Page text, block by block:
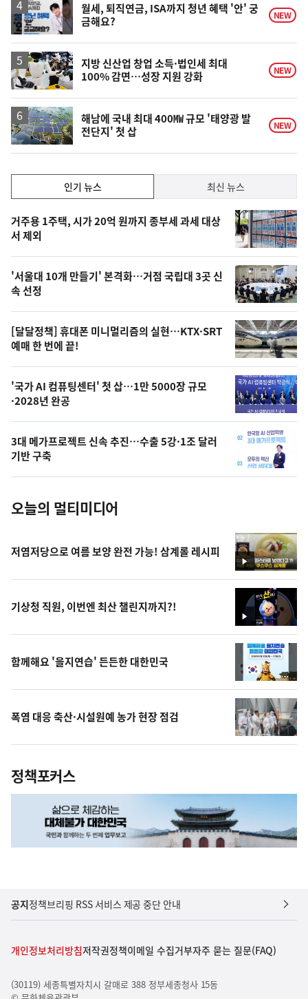
월세, 퇴직연금, ISA까지 청년 혜택 '안' 궁
금해요?
NEW
지방 신산업 창업 소득·법인세 최대
100% 감면…성장 지원 강화
NEW
해남에 국내 최대 400㎿ 규모 '태양광 발
전단지' 첫 삽
NEW
기,
최
신,
오
늘
의
영
상
오
의
사
진
인기 뉴스 최신 뉴스
기
뉴
스
거주용 1주택, 시가 20억 원까지 종부세 과세 대상
서 제외
'서울대 10개 만들기' 본격화…거점 국립대 3곳 신
속 선정
[달달정책] 휴대폰 미니멀리즘의 실현…KTX·SRT
예매 한 번에 끝!
'국가 AI 컴퓨팅센터' 첫 삽…1만 5000장 규모
·2028년 완공
3대 메가프로젝트 신속 추진…수출 5강·1조 달러
기반 구축
오늘의 멀티미디어
영
상
저염저당으로 여름 보양 완전 가능! 삼계롤 레시피
영
상
기상청 직원, 이번엔 최산 챌린지까지?!
함께해요 '을지연습' 든든한 대한민국
폭염 대응 축산·시설원예 농가 현장 점검
정책포커스
공지정책브리핑 RSS 서비스 제공 중단 안내
개인정보처리방침저작권정책이메일 수집거부자주 묻는 질문(FAQ)
(30119) 세종특별자치시 갈매로 388 정부세종청사 15동